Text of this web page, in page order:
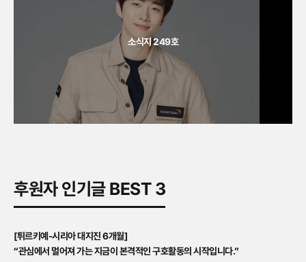
소식지 249호
후원자 인기글 BEST 3
[튀르키예-시리아 대지진 6개월]
“관심에서 멀어져 가는 지금이 본격적인 구호활동의 시작입니다.”